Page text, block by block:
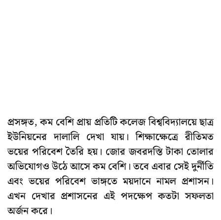
প্রসঙ্গত, কম বেশি প্রায় প্রতিটি কলেজ বিশ্ববিদ্যালয়ে ছাত্র
ইউনিয়নের দালালি দেখা যায়। শিক্ষাক্ষেত্রে রীতিমত
ভয়ের পরিবেশ তৈরি হয়। জোর জবরদস্তি টাকা তোলার
অভিযোগও উঠে আসে কম বেশি। তবে এবার সেই দুর্নীতি
এবং ভয়ের পরিবেশ ভাঙ্গতে ময়দানে নামল প্রশাসন।
এখন দেখার প্রশাসনের এই পদক্ষেপ কতটা সফলতা
অর্জন করে।